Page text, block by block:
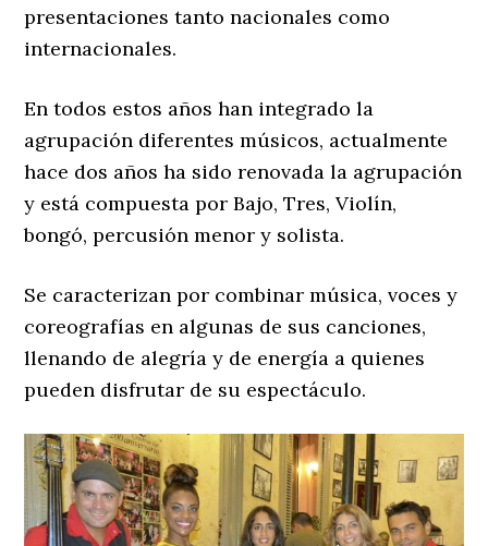
presentaciones tanto nacionales como
internacionales.
En todos estos años han integrado la
agrupación diferentes músicos, actualmente
hace dos años ha sido renovada la agrupación
y está compuesta por Bajo, Tres, Violín,
bongó, percusión menor y solista.
Se caracterizan por combinar música, voces y
coreografías en algunas de sus canciones,
llenando de alegría y de energía a quienes
pueden disfrutar de su espectáculo.